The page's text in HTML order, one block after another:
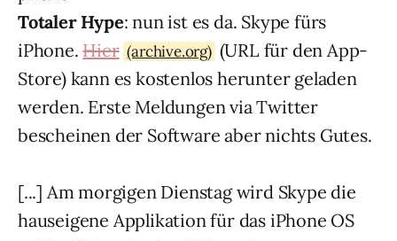
Totaler Hype: nun ist es da. Skype fürs
iPhone.Hier (archive.org)(URL für den App-
Store) kann es kostenlos herunter geladen
werden. Erste Meldungen via Twitter
bescheinen der Software aber nichts Gutes.
[...] Am morgigen Dienstag wird Skype die
hauseigene Applikation für das iPhone OS